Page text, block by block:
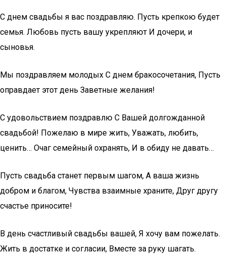
С днем свадьбы я вас поздравляю. Пусть крепкою будет
семья. Любовь пусть вашу укрепляют И дочери, и
сыновья.
Мы поздравляем молодых С днем бракосочетания, Пусть
оправдает этот день Заветные желания!
С удовольствием поздравлю С Вашей долгожданной
свадьбой! Пожелаю в мире жить, Уважать, любить,
ценить… Очаг семейный охранять, И в обиду не давать…
Пусть свадьба станет первым шагом, А ваша жизнь
добром и благом, Чувства взаимные храните, Друг другу
счастье приносите!
В день счастливый свадьбы вашей, Я хочу вам пожелать.
Жить в достатке и согласии, Вместе за руку шагать.